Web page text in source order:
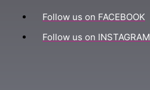
Follow us on FACEBOOK
Follow us on INSTAGRAM